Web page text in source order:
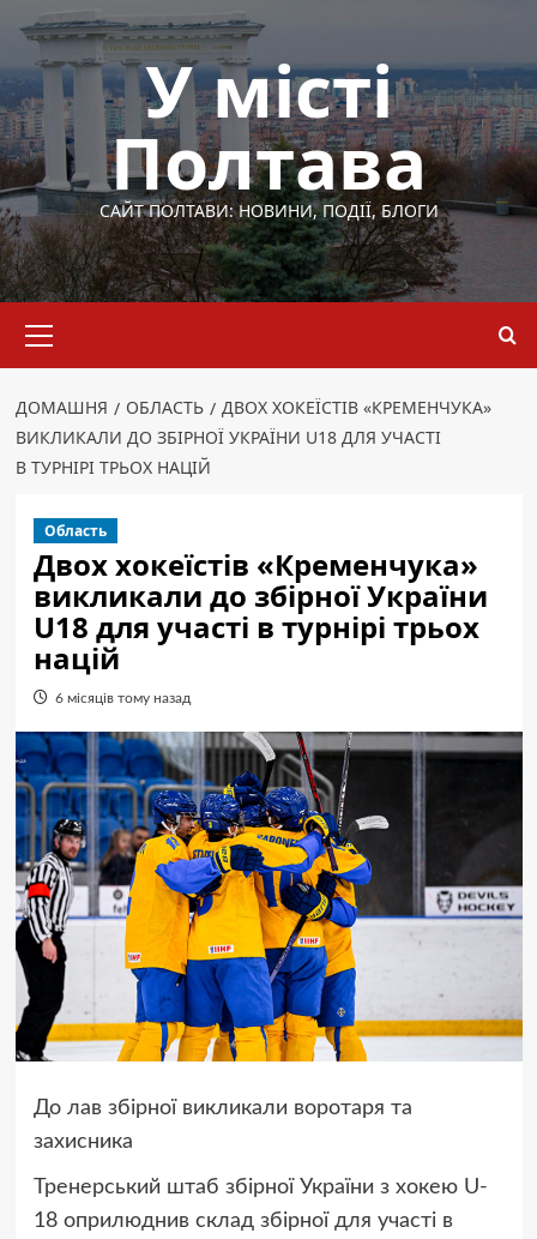
Перейти
вмісту
У місті
Полтава
САЙТ ПОЛТАВИ: НОВИНИ, ПОДІЇ, БЛОГИ
меню
ДОМАШНЯ ОБЛАСТЬ
ДВОХ ХОКЕЇСТІВ «КРЕМЕНЧУКА»
ВИКЛИКАЛИ ДО ЗБІРНОЇ УКРАЇНИ U18 ДЛЯ УЧАСТІ
В ТУРНІРІ ТРЬОХ НАЦІЙ
Область
Двох хокеїстів «Кременчука»
викликали до збірної України
U18 для участі в турнірі трьох
націй
6 місяців тому назад
До лав збірної викликали воротаря та
захисника
Тренерський штаб збірної України з хокею U-
18 оприлюднив склад збірної для участі в